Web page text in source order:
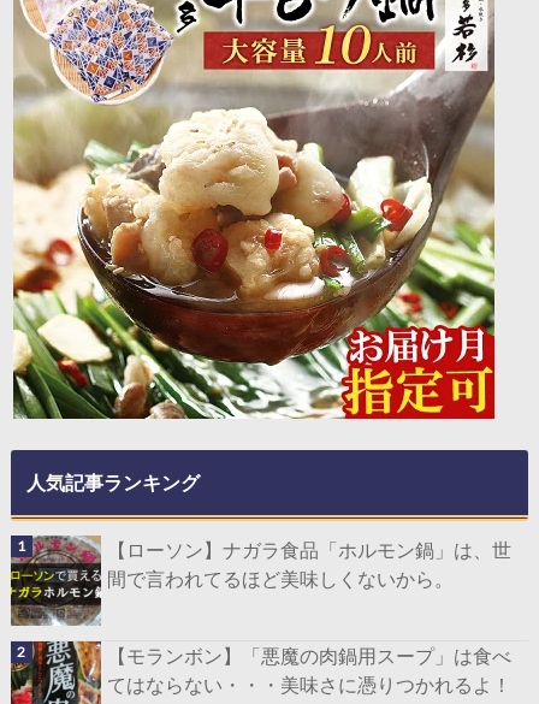
人気記事ランキング
【ローソン】ナガラ食品「ホルモン鍋」は、世
間で言われてるほど美味しくないから。
【モランボン】「悪魔の肉鍋用スープ」は食べ
てはならない・・・美味さに憑りつかれるよ！